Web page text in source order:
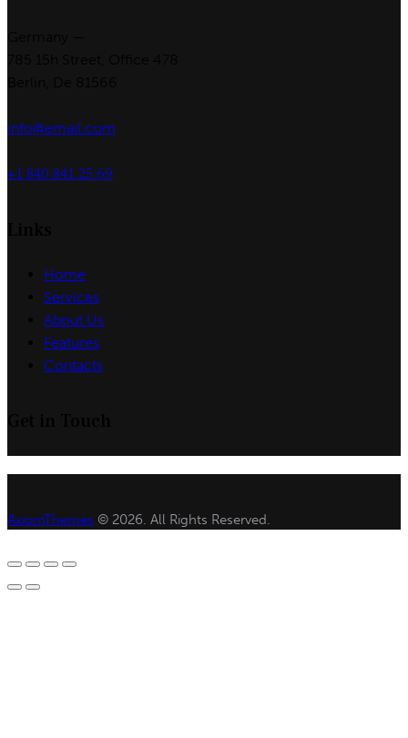
info@email.com
+1 840 841 25 69
Home
Services
About Us
Features
Contacts
AxiomThemes © 2026. All Rights Reserved.